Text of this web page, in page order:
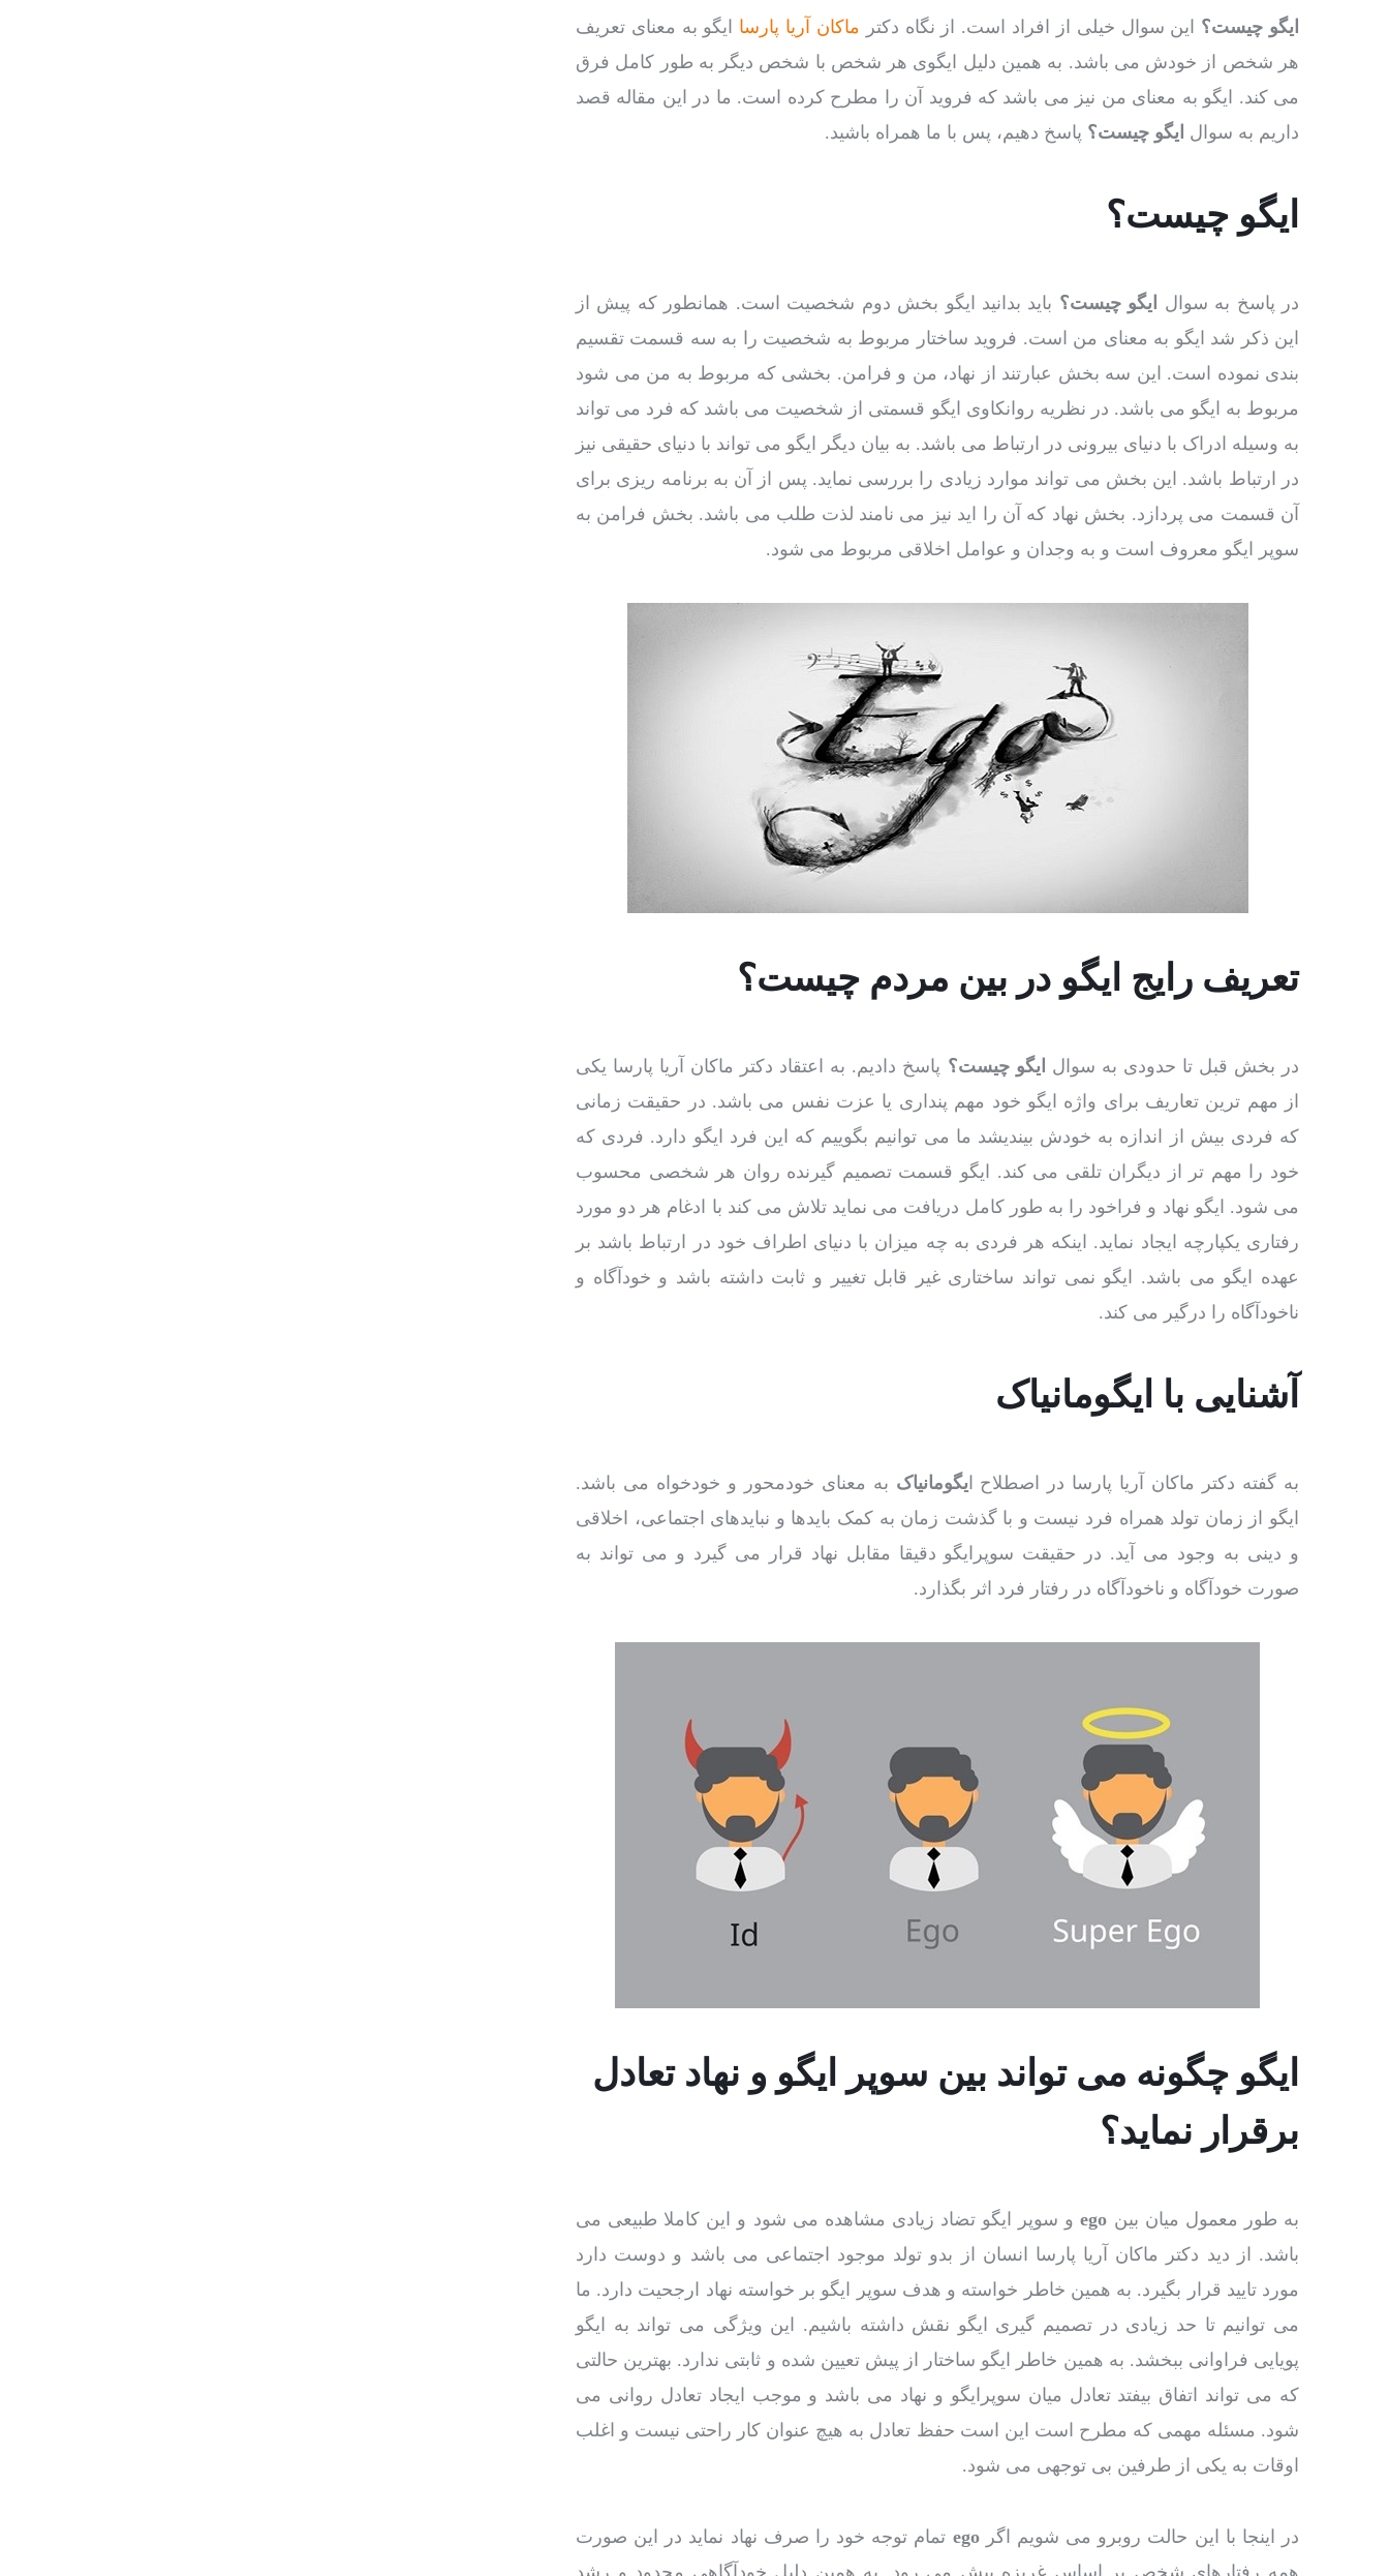
ایگو چیست؟ این سوال خیلی از افراد است. از نگاه دکتر ماکان آریا پارسا ایگو به معنای تعریف
هر شخص از خودش می باشد. به همین دلیل ایگوی هر شخص با شخص دیگر به طور کامل فرق
می کند. ایگو به معنای من نیز می باشد که فروید آن را مطرح کرده است. ما در این مقاله قصد
داریم به سوال ایگو چیست؟ پاسخ دهیم، پس با ما همراه باشید.
ایگو چیست؟
در پاسخ به سوال ایگو چیست؟ باید بدانید ایگو بخش دوم شخصیت است. همانطور که پیش از
این ذکر شد ایگو به معنای من است. فروید ساختار مربوط به شخصیت را به سه قسمت تقسیم
بندی نموده است. این سه بخش عبارتند از نهاد، من و فرامن. بخشی که مربوط به من می شود
مربوط به ایگو می باشد. در نظریه روانکاوی ایگو قسمتی از شخصیت می باشد که فرد می تواند
به وسیله ادراک با دنیای بیرونی در ارتباط می باشد. به بیان دیگر ایگو می تواند با دنیای حقیقی نیز
در ارتباط باشد. این بخش می تواند موارد زیادی را بررسی نماید. پس از آن به برنامه ریزی برای
آن قسمت می پردازد. بخش نهاد که آن را اید نیز می نامند لذت طلب می باشد. بخش فرامن به
سوپر ایگو معروف است و به وجدان و عوامل اخلاقی مربوط می شود.
تعریف رایج ایگو در بین مردم چیست؟
در بخش قبل تا حدودی به سوال ایگو چیست؟ پاسخ دادیم. به اعتقاد دکتر ماکان آریا پارسا یکی
از مهم ترین تعاریف برای واژه ایگو خود مهم پنداری یا عزت نفس می باشد. در حقیقت زمانی
که فردی بیش از اندازه به خودش بیندیشد ما می توانیم بگوییم که این فرد ایگو دارد. فردی که
خود را مهم تر از دیگران تلقی می کند. ایگو قسمت تصمیم گیرنده روان هر شخصی محسوب
می شود. ایگو نهاد و فراخود را به طور کامل دریافت می نماید تلاش می کند با ادغام هر دو مورد
رفتاری یکپارچه ایجاد نماید. اینکه هر فردی به چه میزان با دنیای اطراف خود در ارتباط باشد بر
عهده ایگو می باشد. ایگو نمی تواند ساختاری غیر قابل تغییر و ثابت داشته باشد و خودآگاه و
ناخودآگاه را درگیر می کند.
آشنایی با ایگومانیاک
به گفته دکتر ماکان آریا پارسا در اصطلاح ایگومانیاک به معنای خودمحور و خودخواه می باشد.
ایگو از زمان تولد همراه فرد نیست و با گذشت زمان به کمک بایدها و نبایدهای اجتماعی، اخلاقی
و دینی به وجود می آید. در حقیقت سوپرایگو دقیقا مقابل نهاد قرار می گیرد و می تواند به
صورت خودآگاه و ناخودآگاه در رفتار فرد اثر بگذارد.
ایگو چگونه می تواند بین سوپر ایگو و نهاد تعادل
برقرار نماید؟
به طور معمول میان بین egoو سوپر ایگو تضاد زیادی مشاهده می شود و این کاملا طبیعی می
باشد. از دید دکتر ماکان آریا پارسا انسان از بدو تولد موجود اجتماعی می باشد و دوست دارد
مورد تایید قرار بگیرد. به همین خاطر خواسته و هدف سوپر ایگو بر خواسته نهاد ارجحیت دارد. ما
می توانیم تا حد زیادی در تصمیم گیری ایگو نقش داشته باشیم. این ویژگی می تواند به ایگو
پویایی فراوانی ببخشد. به همین خاطر ایگو ساختار از پیش تعیین شده و ثابتی ندارد. بهترین حالتی
که می تواند اتفاق بیفتد تعادل میان سوپرایگو و نهاد می باشد و موجب ایجاد تعادل روانی می
شود. مسئله مهمی که مطرح است این است حفظ تعادل به هیچ عنوان کار راحتی نیست و اغلب
اوقات به یکی از طرفین بی توجهی می شود.
در اینجا با این حالت روبرو می شویم اگرego تمام توجه خود را صرف نهاد نماید در این صورت
همه رفتارهای شخص بر اساس غریزه پیش می رود. به همین دلیل خودآگاهی محدود و رشد